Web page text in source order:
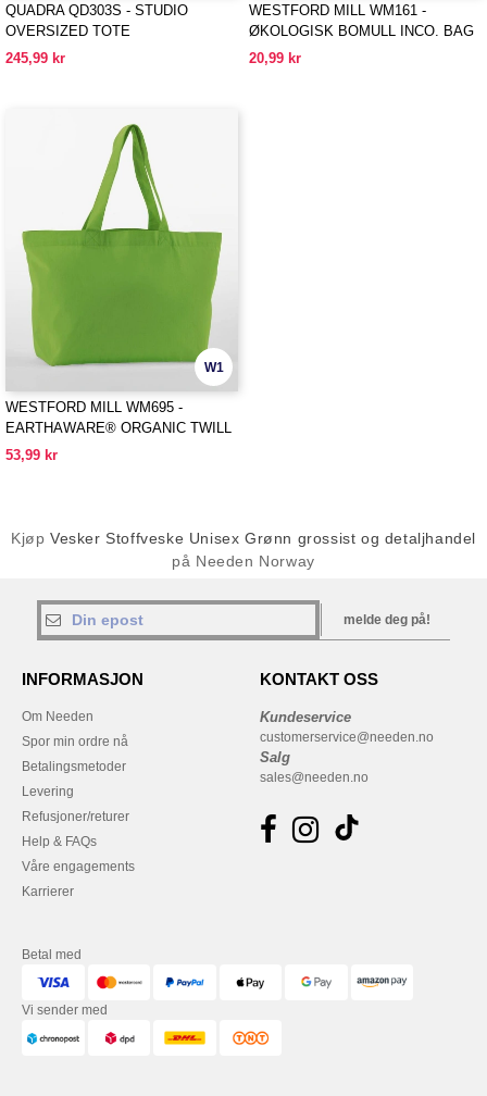
QUADRA QD303S - STUDIO
OVERSIZED TOTE
245,99 kr
WESTFORD MILL WM161 -
ØKOLOGISK BOMULL INCO. BAG
FOR LIFE
20,99 kr
W1
WESTFORD MILL WM695 -
EARTHAWARE® ORGANIC TWILL
SHOPPER
53,99 kr
Kjøp Vesker Stoffveske Unisex Grønn grossist og detaljhandel
på Needen Norway
melde deg på!
INFORMASJON
Om Needen
Spor min ordre nå
Betalingsmetoder
Levering
Refusjoner/returer
Help & FAQs
Våre engagements
Karrierer
KONTAKT OSS
Kundeservice
customerservice@needen.no
Salg
sales@needen.no
Betal med
Vi sender med